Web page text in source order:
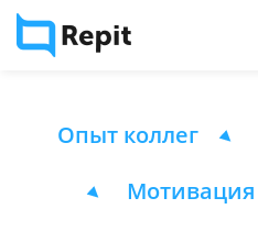
Опыт коллег
Мотивация